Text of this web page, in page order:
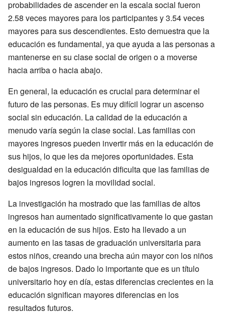
probabilidades de ascender en la escala social fueron
2.58 veces mayores para los participantes y 3.54 veces
mayores para sus descendientes. Esto demuestra que la
educación es fundamental, ya que ayuda a las personas a
mantenerse en su clase social de origen o a moverse
hacia arriba o hacia abajo.
En general, la educación es crucial para determinar el
futuro de las personas. Es muy difícil lograr un ascenso
social sin educación. La calidad de la educación a
menudo varía según la clase social. Las familias con
mayores ingresos pueden invertir más en la educación de
sus hijos, lo que les da mejores oportunidades. Esta
desigualdad en la educación dificulta que las familias de
bajos ingresos logren la movilidad social.
La investigación ha mostrado que las familias de altos
ingresos han aumentado significativamente lo que gastan
en la educación de sus hijos. Esto ha llevado a un
aumento en las tasas de graduación universitaria para
estos niños, creando una brecha aún mayor con los niños
de bajos ingresos. Dado lo importante que es un título
universitario hoy en día, estas diferencias crecientes en la
educación significan mayores diferencias en los
resultados futuros.